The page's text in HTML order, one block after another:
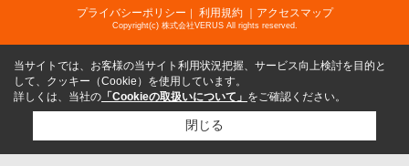
プライバシーポリシー ｜ 利用規約 ｜アクセスマップ
Copyright(c) 株式会社VERUS All rights reserved.
当サイトでは、お客様の当サイト利用状況把握、サービス向上検討を目的と
して、クッキー（Cookie）を使用しています。
詳しくは、当社の 「Cookieの取扱いについて」 をご確認ください。
閉じる